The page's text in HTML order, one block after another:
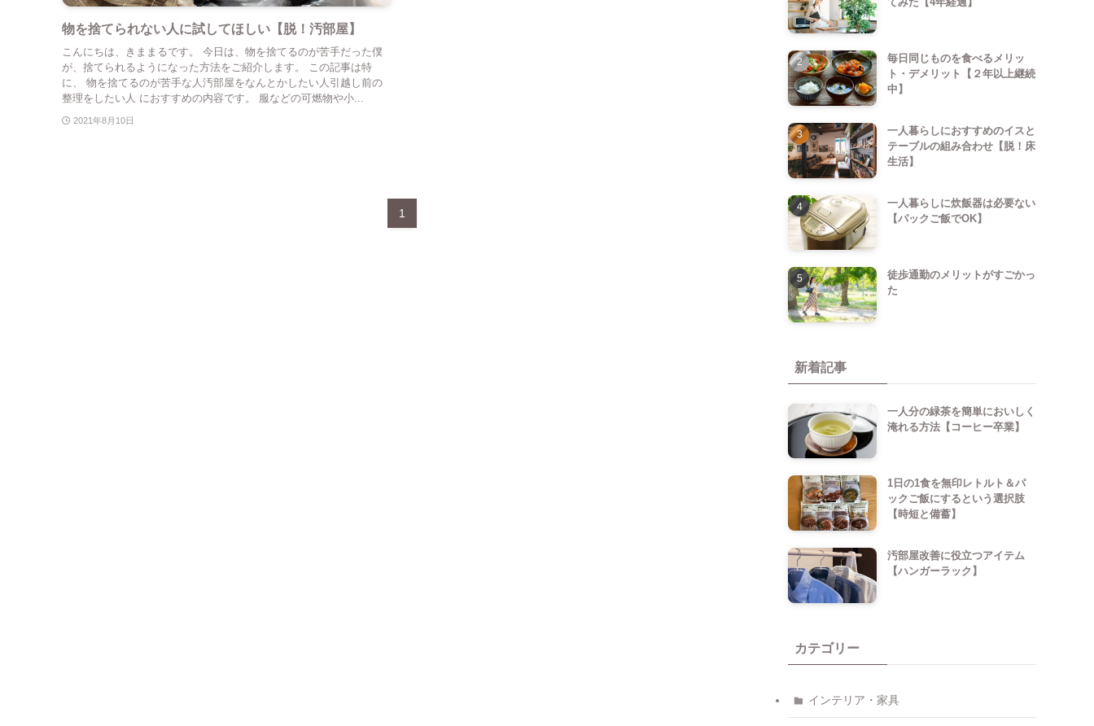
物を捨てられない人に試してほしい【脱！汚部屋】
こんにちは、きままるです。 今日は、物を捨てるのが苦手だった僕
が、捨てられるようになった方法をご紹介します。 この記事は特
に、 物を捨てるのが苦手な人汚部屋をなんとかしたい人引越し前の
整理をしたい人 におすすめの内容です。 服などの可燃物や小...
2021年8月10日
1
毎日同じものを食べるメリッ
ト・デメリット【２年以上継続
中】
一人暮らしにおすすめのイスと
テーブルの組み合わせ【脱！床
生活】
一人暮らしに炊飯器は必要ない
【パックご飯でOK】
徒歩通勤のメリットがすごかっ
た
新着記事
一人分の緑茶を簡単においしく
淹れる方法【コーヒー卒業】
1日の1食を無印レトルト＆パ
ックご飯にするという選択肢
【時短と備蓄】
汚部屋改善に役立つアイテム
【ハンガーラック】
カテゴリー
インテリア・家具